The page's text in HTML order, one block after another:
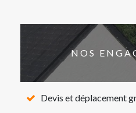
NOS
Devis et déplacement